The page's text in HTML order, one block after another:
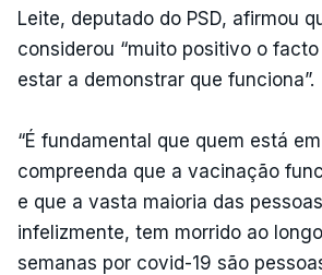
Leite, deputado do PSD, afirmou
considerou “muito positivo o
estar a demonstrar que funciona”.
“É fundamental que quem está
compreenda que a vacinação
e que a vasta maioria das
infelizmente, tem morrido ao
semanas por covid-19 são